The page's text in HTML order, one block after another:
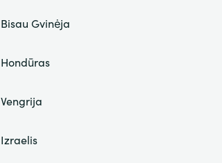
Bisau Gvinėja
Hondūras
Vengrija
Izraelis